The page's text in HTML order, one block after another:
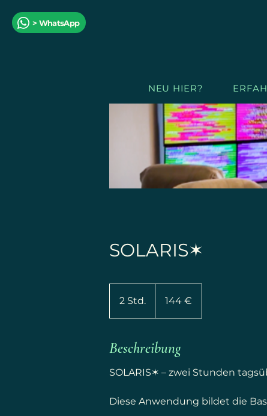
> WhatsApp
NEU HIER?
SOLARIS✶
2 Std.
S
d
144 €
Beschreibung
SOLARIS✶ – zwei Stunden
Diese Anwendung bildet die